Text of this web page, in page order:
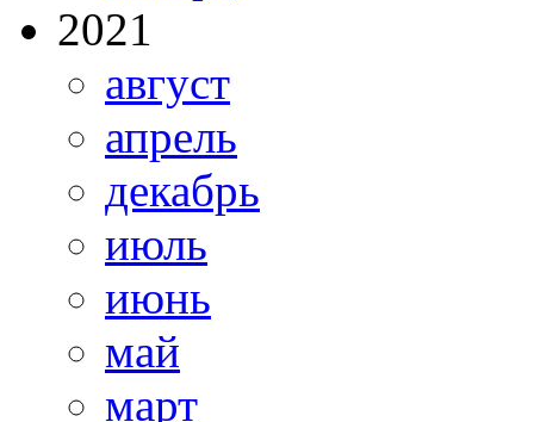
2021
август
апрель
декабрь
июль
июнь
май
март